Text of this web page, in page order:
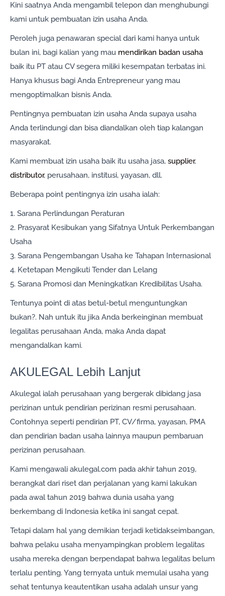
Kini saatnya Anda mengambil telepon dan menghubungi
kami untuk pembuatan izin usaha Anda.
Peroleh juga penawaran special dari kami hanya untuk
bulan ini, bagi kalian yang mau mendirikan badan usaha
baik itu PT atau CV segera miliki kesempatan terbatas ini.
Hanya khusus bagi Anda Entrepreneur yang mau
mengoptimalkan bisnis Anda.
Pentingnya pembuatan izin usaha Anda supaya usaha
Anda terlindungi dan bisa diandalkan oleh tiap kalangan
masyarakat.
Kami membuat izin usaha baik itu usaha jasa, supplier,
distributor, perusahaan, institusi, yayasan, dll.
Beberapa point pentingnya izin usaha ialah:
1. Sarana Perlindungan Peraturan
2. Prasyarat Kesibukan yang Sifatnya Untuk Perkembangan
Usaha
3. Sarana Pengembangan Usaha ke Tahapan Internasional
4. Ketetapan Mengikuti Tender dan Lelang
5. Sarana Promosi dan Meningkatkan Kredibilitas Usaha.
Tentunya point di atas betul-betul menguntungkan
bukan?. Nah untuk itu jika Anda berkeinginan membuat
legalitas perusahaan Anda, maka Anda dapat
mengandalkan kami.
AKULEGAL Lebih Lanjut
Akulegal ialah perusahaan yang bergerak dibidang jasa
perizinan untuk pendirian perizinan resmi perusahaan.
Contohnya seperti pendirian PT, CV/firma, yayasan, PMA
dan pendirian badan usaha lainnya maupun pembaruan
perizinan perusahaan.
Kami mengawali akulegal.com pada akhir tahun 2019,
berangkat dari riset dan perjalanan yang kami lakukan
pada awal tahun 2019 bahwa dunia usaha yang
berkembang di Indonesia ketika ini sangat cepat.
Tetapi dalam hal yang demikian terjadi ketidakseimbangan,
bahwa pelaku usaha menyampingkan problem legalitas
usaha mereka dengan berpendapat bahwa legalitas belum
terlalu penting. Yang ternyata untuk memulai usaha yang
sehat tentunya keautentikan usaha adalah unsur yang